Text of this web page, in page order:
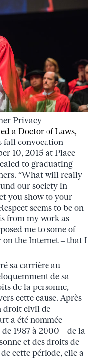
Privacy
a Doctor of Laws,
fall convocation
10, 2015 at Place
to graduating
“What will really
our society in
you show to your
seems to be on
from my work as
me to some of
the Internet – that I
sa carrière au
de sa
de la personne,
cette cause. Après
droit civil de
a été nommée
1987 à 2000 ‒ de la
et des droits de
cette période, elle a